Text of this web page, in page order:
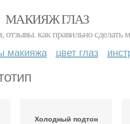
МАКИЯЖ ГЛАЗ
как правильно сделать
макияжа цвет глаз
Холодный подтон